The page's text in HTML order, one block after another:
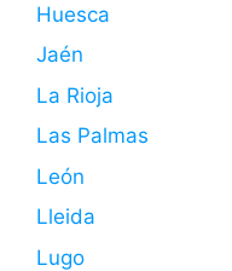
Huesca
Jaén
La Rioja
Las Palmas
León
Lleida
Lugo